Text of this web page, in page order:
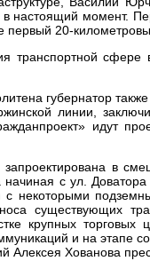
в настоящий момент.
первый 20-
транспортной
губернатор
линии,
идут
в
с ул.
с некоторыми
существующих
крупных
и на этапе
Алексея Хованова